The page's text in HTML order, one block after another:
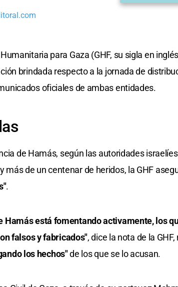
para Gaza (GHF, su sigla en
brindada respecto a la jornada de
oficiales de ambas entidades.
de Hamás, según las autoridades
de un centenar de heridos, la GHF
.
Hamás está fomentando activamente, los
falsos y fabricados", dice la nota de la
los hechos"de los que se lo acusan.